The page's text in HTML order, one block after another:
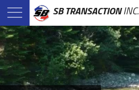
SB TRANSACTIONINC.